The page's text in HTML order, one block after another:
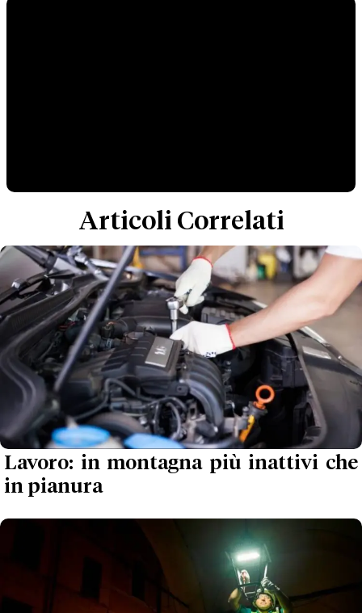
Articoli Correlati
Lavoro: in montagna più inattivi che
in pianura